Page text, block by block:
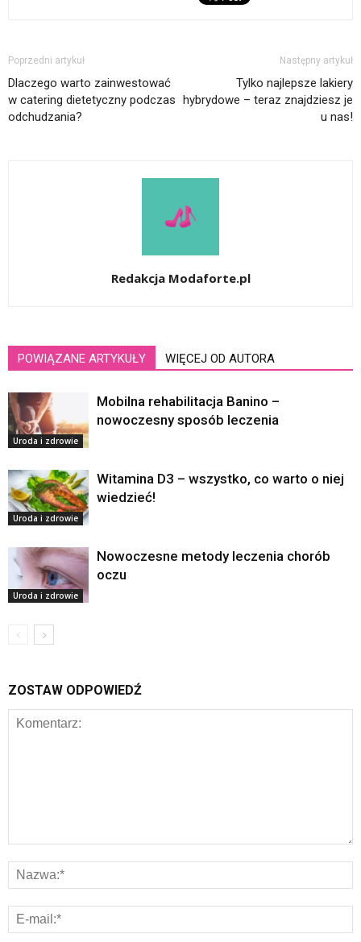
Poprzedni artykuł
Dlaczego warto zainwestować
w catering dietetyczny podczas
odchudzania?
Następny artykuł
Tylko najlepsze lakiery
hybrydowe – teraz znajdziesz je
u nas!
Redakcja Modaforte.pl
POWIĄZANE ARTYKUŁY WIĘCEJ OD AUTORA
Uroda i zdrowie
Mobilna rehabilitacja Banino –
nowoczesny sposób leczenia
Uroda i zdrowie
Witamina D3 – wszystko, co warto o niej
wiedzieć!
Uroda i zdrowie
Nowoczesne metody leczenia chorób
oczu
ZOSTAW ODPOWIEDŹ